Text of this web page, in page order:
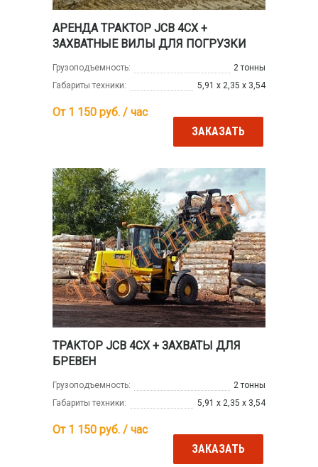
АРЕНДА ТРАКТОР JCB 4CX +
ЗАХВАТНЫЕ ВИЛЫ ДЛЯ ПОГРУЗКИ
Грузоподъемность:
2 тонны
Габариты техники:
5,91 х 2,35 х 3,54
От 1 150 руб. / час
ЗАКАЗАТЬ
ТРАКТОР JCB 4CX + ЗАХВАТЫ ДЛЯ
БРЕВЕН
Грузоподъемность:
2 тонны
Габариты техники:
5,91 х 2,35 х 3,54
От 1 150 руб. / час
ЗАКАЗАТЬ